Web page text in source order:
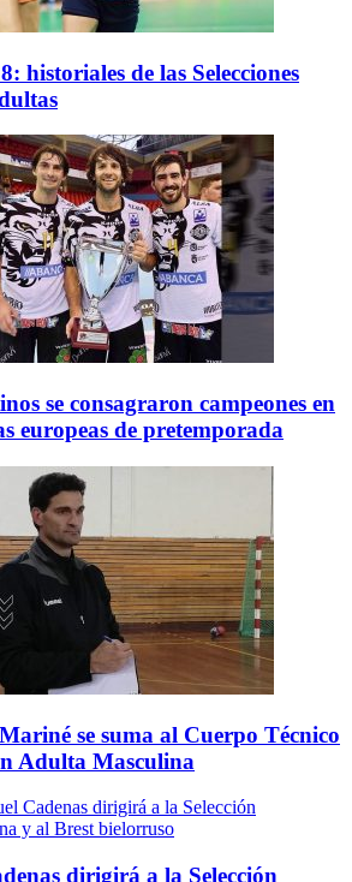
historiales de las Selecciones
se consagraron campeones en
europeas de pretemporada
se suma al Cuerpo Técnico
Adulta Masculina
dirigirá a la Selección